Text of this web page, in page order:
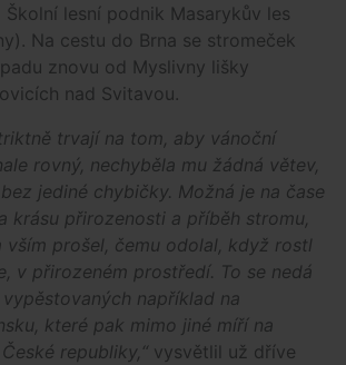
lesní podnik Masarykův les
Na cestu do Brna se stromeček
znovu od Myslivny lišky
nad Svitavou.
trvají na tom, aby vánoční
rovný, nechyběla mu žádná větev,
jediné chybičky. Možná je na čase
krásu přirozenosti a příběh stromu,
vším prošel, čemu odolal, když rostl
v přirozeném prostředí. To se nedá
například na
které pak mimo jiné míří na
republiky,“ vysvětlil už dříve